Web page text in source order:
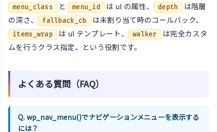
menu_class と menu_id は ul の属性、 depth
は階層
の深さ、
fallback_cb は未割り当て時のコールバック、
items_wrap は ul テンプレート、 walker
は完全カスタ
ムを行うクラス指定、という役割です。
よくある質問（FAQ）
Q. wp_nav_menu()でナビゲーションメニューを表示する
には？